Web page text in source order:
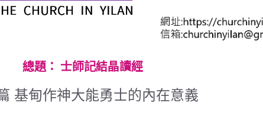
總題： 士師記結晶讀經
基甸作神大能勇士的內在意義